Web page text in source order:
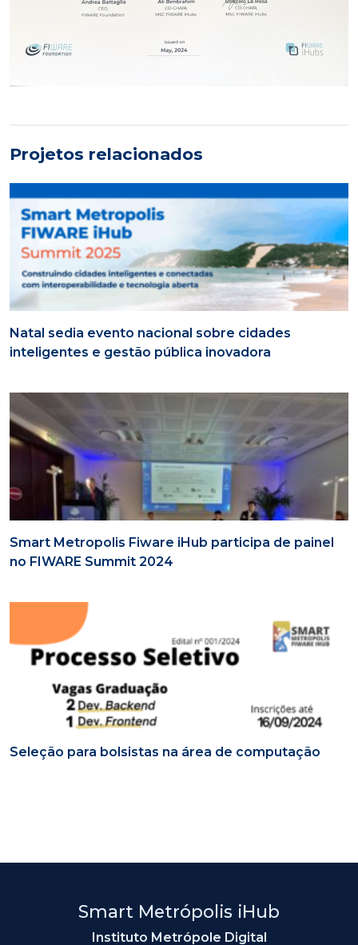
Projetos relacionados
Natal sedia evento nacional sobre cidades
inteligentes e gestão pública inovadora
Smart Metropolis Fiware iHub participa de painel
no FIWARE Summit 2024
Seleção para bolsistas na área de computação
Smart Metrópolis iHub
Instituto Metrópole Digital